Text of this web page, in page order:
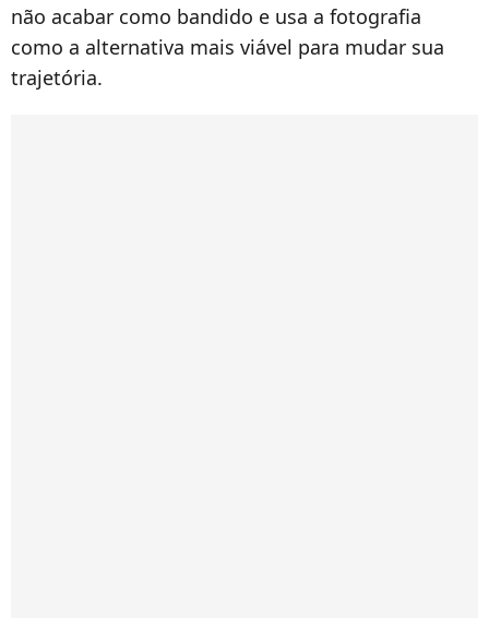
não acabar como bandido e usa a fotografia
como a alternativa mais viável para mudar sua
trajetória.